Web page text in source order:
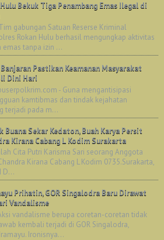
Bekuk Tiga Penambang Emas Ilegal di
gabungan Satuan Reserse Kriminal
Rokan Hulu berhasil mengungkap aktivitas
emas tanpa izin ...
Pastikan Keamanan Masyarakat
Dini Hari
- Guna mengantisipasi
kamtibmas dan tindak kejahatan
terjadi pada m...
Buana Sekar Kedaton, Buah Karya Persit
Kirana Cabang L Kodim Surakarta
Cita Putri Karisma Sari seorang Anggota
Kirana Cabang L Kodim 0735.Surakarta,
D...
Prihatin, GOR Singalodra Baru Dirawat
Vandalisme
vandalisme berupa coretan-coretan tidak
kembali terjadi di GOR Singalodra,
Ironisnya...